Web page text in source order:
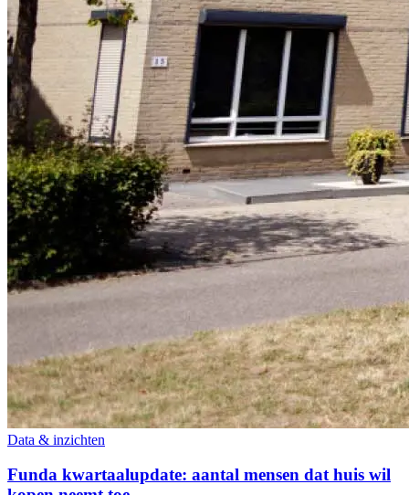
Data & inzichten
Funda kwartaalupdate: aantal mensen dat huis wil